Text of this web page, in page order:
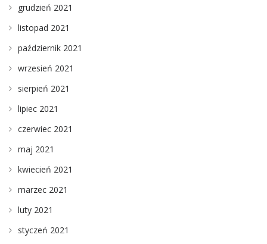
grudzień 2021
listopad 2021
październik 2021
wrzesień 2021
sierpień 2021
lipiec 2021
czerwiec 2021
maj 2021
kwiecień 2021
marzec 2021
luty 2021
styczeń 2021